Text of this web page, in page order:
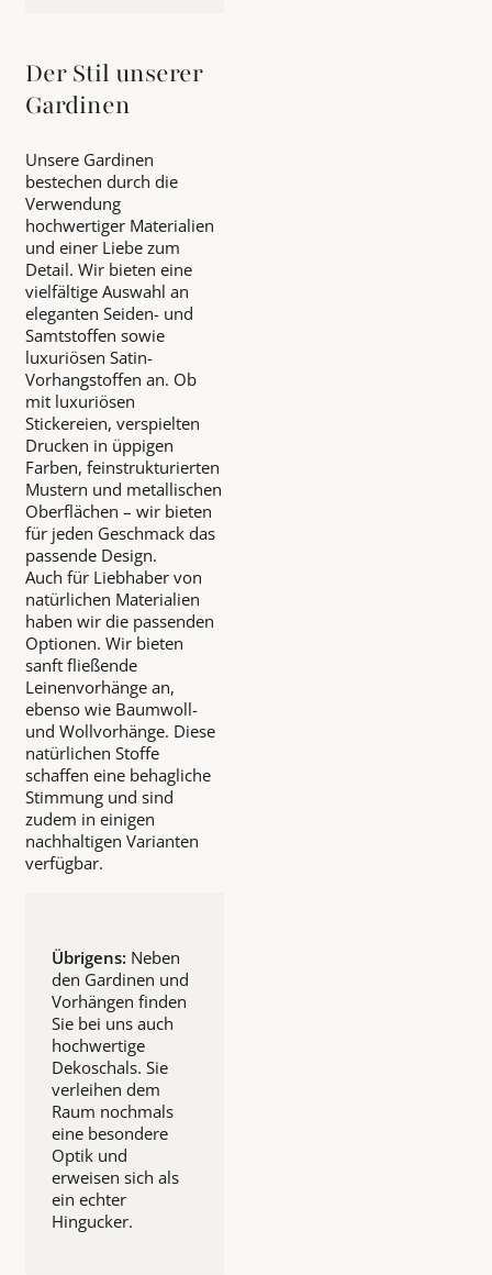
Der Stil unserer
Gardinen
Unsere Gardinen
bestechen durch die
Verwendung
hochwertiger Materialien
und einer Liebe zum
Detail. Wir bieten eine
vielfältige Auswahl an
eleganten Seiden- und
Samtstoffen sowie
luxuriösen Satin-
Vorhangstoffen an. Ob
mit luxuriösen
Stickereien, verspielten
Drucken in üppigen
Farben, feinstrukturierten
Mustern und metallischen
Oberflächen – wir bieten
für jeden Geschmack das
passende Design.
Auch für Liebhaber von
natürlichen Materialien
haben wir die passenden
Optionen. Wir bieten
sanft fließende
Leinenvorhänge an,
ebenso wie Baumwoll-
und Wollvorhänge. Diese
natürlichen Stoffe
schaffen eine behagliche
Stimmung und sind
zudem in einigen
nachhaltigen Varianten
verfügbar.
Übrigens: Neben
den Gardinen und
Vorhängen finden
Sie bei uns auch
hochwertige
Dekoschals. Sie
verleihen dem
Raum nochmals
eine besondere
Optik und
erweisen sich als
ein echter
Hingucker.